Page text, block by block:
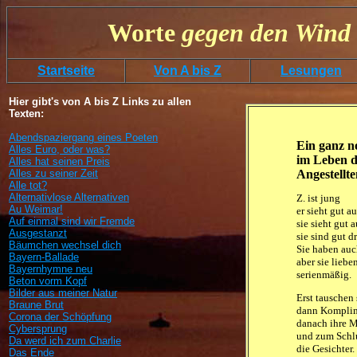
Worte gegen den
Startseite Von A bis Z Lesungen
Hier gibt's von A bis Z Links zu allen
Texten:
Abendspaziergang eines Poeten
Alles Euro, oder was?
Alles hat seinen Preis
Alles zu seiner Zeit
Alle tot?
Alternativlose Alternativen
Au Weimar!
Auf einmal sind wir Fremde
Ausgestanzt
Bäumchen wechsel dich
Bayern-Ballade
Bayernhymne neu
Beton vorm Kopf
Bilder aus meiner Natur
Braune Brut
Corona der Schöpfung
Cybersprung
Da werd ich zum Charlie
Das Ende
Ein ganz
im Leben
Z. ist jung
er sieht gut
sie sieht gut
sie sind gut
Sie haben
aber sie
serienmäßig.
Erst
dann
danach ihre
und zum
die Gesichter.